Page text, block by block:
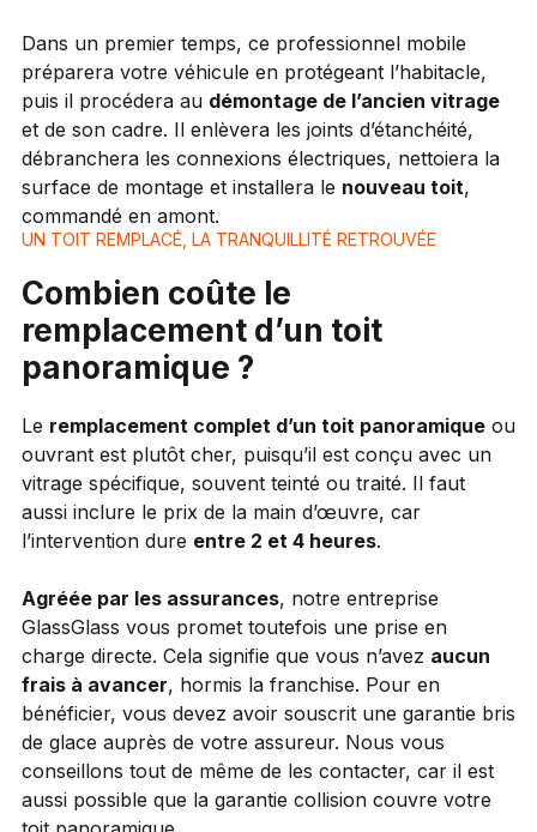
Dans un premier temps, ce professionnel mobile
préparera votre véhicule en protégeant l’habitacle,
puis il procédera au démontage de l’ancien vitrage
et de son cadre. Il enlèvera les joints d’étanchéité,
débranchera les connexions électriques, nettoiera la
surface de montage et installera le nouveau toit,
commandé en amont.
UN TOIT REMPLACÉ, LA TRANQUILLITÉ RETROUVÉE
Combien coûte le
remplacement d’un toit
panoramique ?
Le remplacement complet d’un toit panoramique ou
ouvrant est plutôt cher, puisqu’il est conçu avec un
vitrage spécifique, souvent teinté ou traité. Il faut
aussi inclure le prix de la main d’œuvre, car
l’intervention dure entre 2 et 4 heures.
Agréée par les assurances, notre entreprise
GlassGlass vous promet toutefois une prise en
charge directe. Cela signifie que vous n’avez aucun
frais à avancer, hormis la franchise. Pour en
bénéficier, vous devez avoir souscrit une garantie bris
de glace auprès de votre assureur. Nous vous
conseillons tout de même de les contacter, car il est
aussi possible que la garantie collision couvre votre